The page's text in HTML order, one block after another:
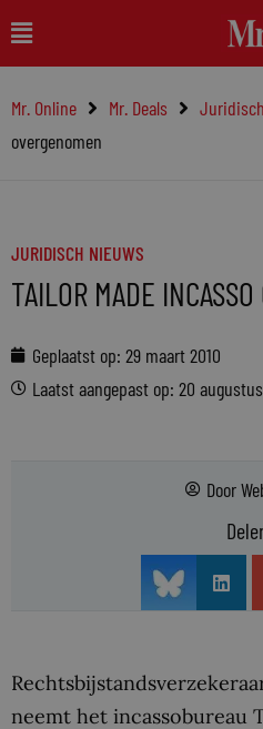
naar
inhoud
Main
Menu
Mr. Online Mr. Deals
overgenomen
JURIDISCH NIEUWS
TAILOR MADE
Geplaatst op: 29 maart 2010
Laatst aangepast op: 20
Door
neemt het incassobureau